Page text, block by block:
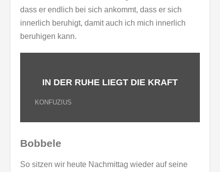
dass er endlich bei sich ankommt, dass er sich
innerlich beruhigt, damit auch ich mich innerlich
beruhigen kann.
IN DER RUHE LIEGT DIE KRAFT
KONFUZIUS
Bobbele
So sitzen wir heute Nachmittag wieder auf seine